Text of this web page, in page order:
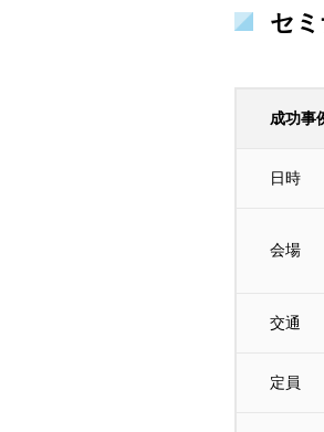
セ
成功事
日時
会場
交通
定員